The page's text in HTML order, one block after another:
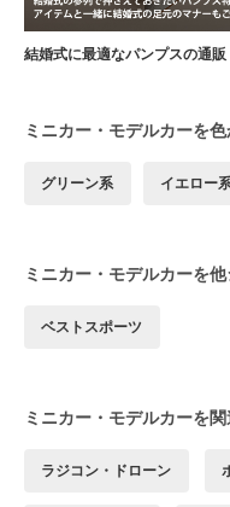
結婚式に最適なパンプスの通販
ミニカー・モデルカーを
グリーン系 イエロー
ミニカー・モデルカーを
ベストスポーツ
ミニカー・モデルカーを
ラジコン・ドローン